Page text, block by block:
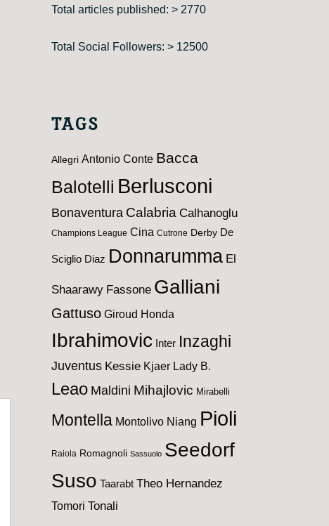
Total articles published: > 2770
Total Social Followers: > 12500
TAGS
Allegri Antonio Conte Bacca
Balotelli Berlusconi
Bonaventura Calabria Calhanoglu
Champions League Cina Cutrone Derby De
Sciglio Diaz Donnarumma El
Shaarawy Fassone Galliani
Gattuso Giroud Honda
Ibrahimovic Inter Inzaghi
Juventus Kessie Kjaer Lady B.
Leao Maldini Mihajlovic Mirabelli
Montella Montolivo Niang Pioli
Raiola Romagnoli Sassuolo Seedorf
Suso Taarabt Theo Hernandez
Tomori Tonali